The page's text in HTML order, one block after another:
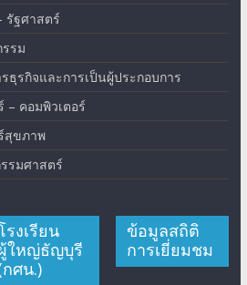
รัฐศาสตร์
รม
ธุรกิจและการเป็นผู้ประกอบการ
– คอมพิวเตอร์
สุขภาพ
รมศาสตร์
รงเรียน
ใหญ่ธัญบุรี
กศน.)
ข้อมูลสถิติ
การเยี่ยมชม